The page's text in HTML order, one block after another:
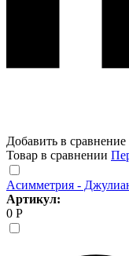
Добавить в сравнение
Товар в сравнении
Асимметрия -
Артикул:
0 Р